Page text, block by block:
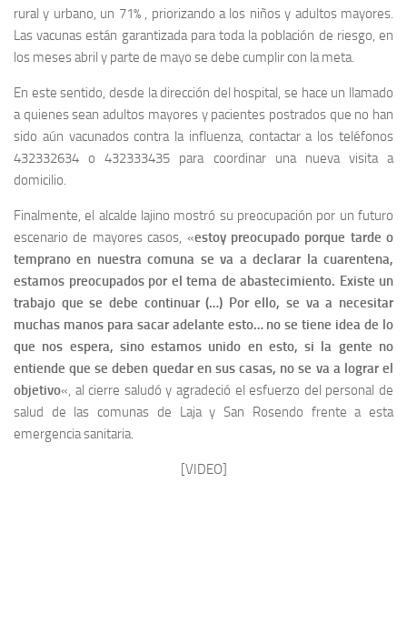
rural y urbano, un 71% , priorizando a los niños y adultos mayores.
Las vacunas están garantizada para toda la población de riesgo, en
los meses abril y parte de mayo se debe cumplir con la meta.
En este sentido, desde la dirección del hospital, se hace un llamado
a quienes sean adultos mayores y pacientes postrados que no han
sido aún vacunados contra la influenza, contactar a los teléfonos
432332634 o 432333435 para coordinar una nueva visita a
domicilio.
Finalmente, el alcalde lajino mostró su preocupación por un futuro
escenario de mayores casos, «estoy preocupado porque tarde o
temprano en nuestra comuna se va a declarar la cuarentena,
estamos preocupados por el tema de abastecimiento. Existe un
trabajo que se debe continuar (…) Por ello, se va a necesitar
muchas manos para sacar adelante esto… no se tiene idea de lo
que nos espera, sino estamos unido en esto, si la gente no
entiende que se deben quedar en sus casas, no se va a lograr el
objetivo«, al cierre saludó y agradeció el esfuerzo del personal de
salud de las comunas de Laja y San Rosendo frente a esta
emergencia sanitaria.
[VIDEO]